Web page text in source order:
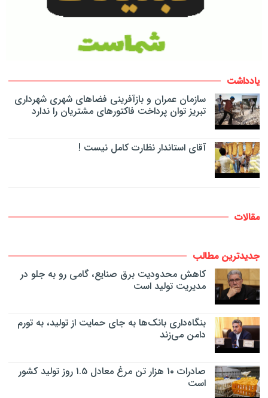
یادداشت
سازمان عمران و بازآفرینی فضاهای شهری شهرداری
تبریز توان پرداخت فاکتورهای مشتریان را ندارد
آقای استاندار نظارت کامل نیست !
مقالات
جدیدترین مطالب
کاهش محدودیت برق صنایع، گامی رو به جلو در
مدیریت تولید است
بنگاه‌داری بانک‌ها به جای حمایت از تولید، به تورم
دامن می‌زند
صادرات ۱۰ هزار تن مرغ معادل ۱.۵ روز تولید کشور
است